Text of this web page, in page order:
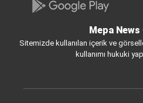
Mepa News
Sitemizde kullanılan içerik ve
kullanımı hukuki